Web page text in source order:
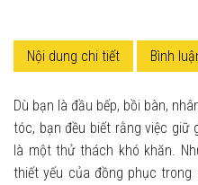
Nội dung chi tiết Bình
Dù bạn là đầu bếp, bồi bàn,
tóc, bạn đều biết rằng việc giữ
là một thử thách khó khăn.
thiết yếu của đồng phục trong